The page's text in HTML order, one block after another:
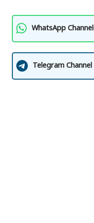
WhatsApp Channel
Telegram Channel